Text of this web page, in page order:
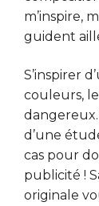
m’inspire,
guident
S’inspirer
couleurs,
dangereux.
d’une
cas pour
publicité !
originale